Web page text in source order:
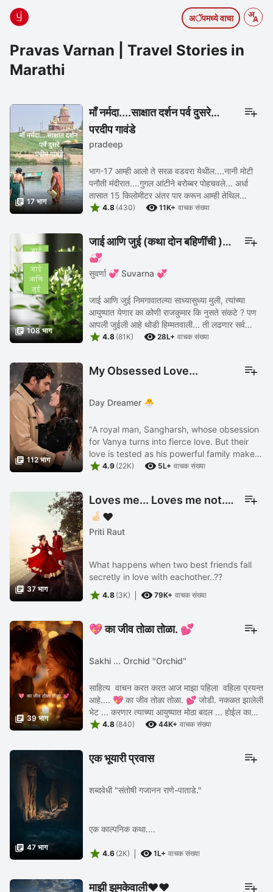
अॅपमध्ये वाचा
Pravas Varnan | Travel Stories in
Marathi
 17 भाग
माँ नर्मदा....साक्षात दर्शन पर्व दुसरे
प्रदीप गावंडे
pradeep
भाग-17 आम्ही आलो ते सरळ वडवरा येथील....नानी मोटी
पनौती मंदीरात....गुगल आंटीने बरोब्बर पोहचवले... अर्धा
तासात 15 किलोमीटर अंतर पार करून आम्ही तेथिल
शनीमंदीरात पोहचलो. तर तिथे वास्तु फार जुनी असली ...
 4.8 (430)  11K+ वाचक संख्या
 108 भाग
जाई आणि जुई (कथा दोन बहिणींची )
💞
सुवर्णा 💞 Suvarna 💞
जाई आणि जुई निमगावातल्या साध्यासुध्या मुली, त्यांच्या
आयुष्यात येणार का कोणी राजकुमार कि नुसते संकटे ? पण
आपली जुईली आहे थोडी हिम्मतवाली... ती लढणार सर्व
संकटांशी.... हरणे तिला ठाऊक नाही पण देईल ...
 4.8 (81K)  28L+ वाचक संख्या
 112 भाग
My Obsessed Love...
Day Dreamer 🐣
"A royal man, Sangharsh, whose obsession
for Vanya turns into fierce love. But their
love is tested as his powerful family makes
life difficult for his poor-born wife Vanya."
 4.9 (22K)  5L+ वाचक संख्या
 37 भाग
Loves me... Loves me not...
🤞🏻❤️
Priti Raut
What happens when two best friends fall
secretly in love with eachother..??
 4.8 (3K)  79K+ वाचक संख्या
 39 भाग
💖 का जीव तोळा तोळा. 💕
Sakhi ... Orchid "Orchid"
साहित्य वाचन करत करत आज माझा पहिला वहिला प्रयन्त
आहे.... 💖 का जीव तोळा तोळा. 💕 जोडी. नकळत झालेली
भेट ... करणार त्याच्या आयुष्यात मोठा बदल ... होईल का
त्यांची भेट... . . .
 4.8 (840)  44K+ वाचक संख्या
 47 भाग
एक भूयारी प्रवास
शब्दवेधी "संतोषी गजानन राणे-पाताडे."
एक काल्पनिक कथा....
 4.6 (2K)  1L+ वाचक संख्या
माझी झुमकेवाली❤️❤️